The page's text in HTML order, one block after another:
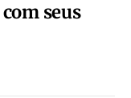
seus